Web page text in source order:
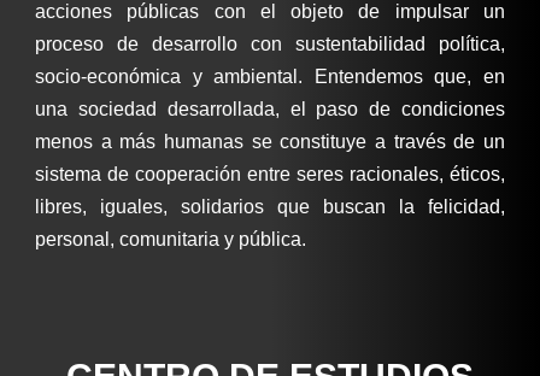
acciones públicas con el objeto de impulsar un
proceso de desarrollo con sustentabilidad política,
socio-económica y ambiental. Entendemos que, en
una sociedad desarrollada, el paso de condiciones
menos a más humanas se constituye a través de un
sistema de cooperación entre seres racionales, éticos,
libres, iguales, solidarios que buscan la felicidad,
personal, comunitaria y pública.